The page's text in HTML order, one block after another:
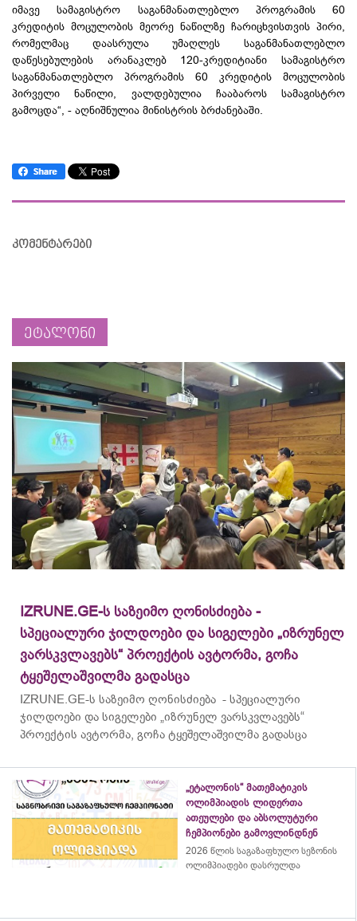
იმავე სამაგისტრო საგანმანათლებლო პროგრამის 60
კრედიტის მოცულობის მეორე ნაწილზე ჩარიცხვისთვის პირი,
რომელმაც დაასრულა უმაღლეს საგანმანათლებლო
დაწესებულების არანაკლებ 120-კრედიტიანი სამაგისტრო
საგანმანათლებლო პროგრამის 60 კრედიტის მოცულობის
პირველი ნაწილი, ვალდებულია ჩააბაროს სამაგისტრო
გამოცდა“, - აღნიშნულია მინისტრის ბრძანებაში.
კომენტარები
ეტალონი
IZRUNE.GE-ს საზეიმო ღონისძიება -
სპეციალური ჯილდოები და სიგელები „იზრუნელ
ვარსკვლავებს“ პროექტის ავტორმა, გოჩა
ტყეშელაშვილმა გადასცა
IZRUNE.GE-ს საზეიმო ღონისძიება - სპეციალური
ჯილდოები და სიგელები „იზრუნელ ვარსკვლავებს“
პროექტის ავტორმა, გოჩა ტყეშელაშვილმა გადასცა
„ეტალონის“ მათემატიკის
ოლიმპიადის ლიდერთა
ათეულები და აბსოლუტური
ჩემპიონები გამოვლინდნენ
2026 წლის საგაზაფხულო სეზონის
ოლიმპიადები დასრულდა